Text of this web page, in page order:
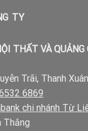
TY
THẤT VÀ QUẢNG
Trãi, Thanh
6869
chi nhánh Từ
Thắng